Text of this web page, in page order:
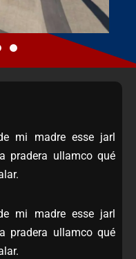
mi madre esse jarl
pradera ullamco qué
mi madre esse jarl
pradera ullamco qué